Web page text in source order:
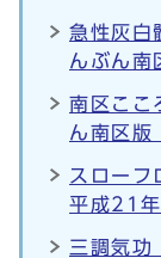
急性灰白
んぶん
南区ここ
ん南区
スロー
平成21
三調気